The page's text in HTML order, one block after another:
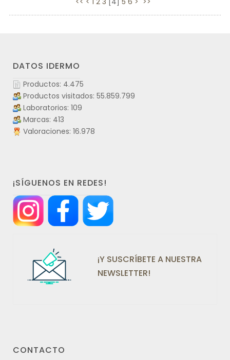
DATOS IDERMO
Productos: 4.475
Productos visitados: 55.859.799
Laboratorios: 109
Marcas: 413
Valoraciones: 16.978
¡SÍGUENOS EN REDES!
¡Y SUSCRÍBETE A NUESTRA
NEWSLETTER!
CONTACTO